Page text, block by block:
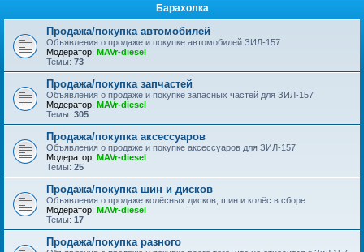
Барахолка
Продажа/покупка автомобилей
Объявления о продаже и покупке автомобилей ЗИЛ-157
Модератор: MAVr-diesel
Темы: 73
Продажа/покупка запчастей
Объявления о продаже и покупке запасных частей для ЗИЛ-157
Модератор: MAVr-diesel
Темы: 305
Продажа/покупка аксессуаров
Объявления о продаже и покупке аксессуаров для ЗИЛ-157
Модератор: MAVr-diesel
Темы: 25
Продажа/покупка шин и дисков
Объявления о продаже колёсных дисков, шин и колёс в сборе
Модератор: MAVr-diesel
Темы: 17
Продажа/покупка разного